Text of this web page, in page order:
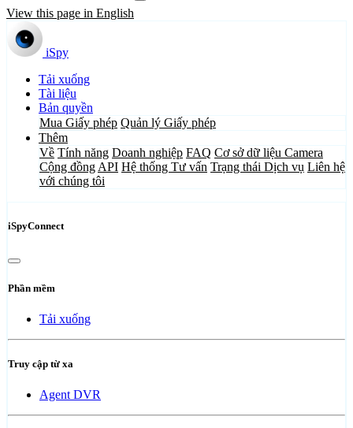
View this page in English
iSpy
Tải xuống
Tài liệu
Bản quyền
Mua Giấy phép Quản lý Giấy phép
Thêm
Về Tính năng Doanh nghiệp FAQ Cơ sở dữ liệu Camera
Cộng đồng API Hệ thống Tư vấn Trạng thái Dịch vụ Liên hệ
với chúng tôi
iSpyConnect
Phần mềm
Tải xuống
Truy cập từ xa
Agent DVR